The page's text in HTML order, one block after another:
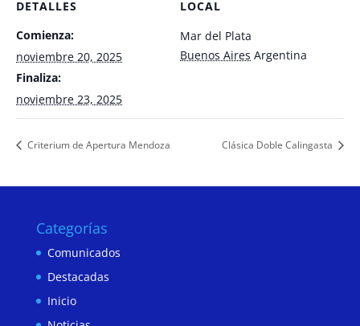
DETALLES
Comienza:
noviembre 20, 2025
Finaliza:
noviembre 23, 2025
LOCAL
Mar del Plata
Buenos Aires Argentina
Criterium de Apertura Mendoza Clásica Doble Calingasta
Categorías
Comunicados
Destacadas
Inicio